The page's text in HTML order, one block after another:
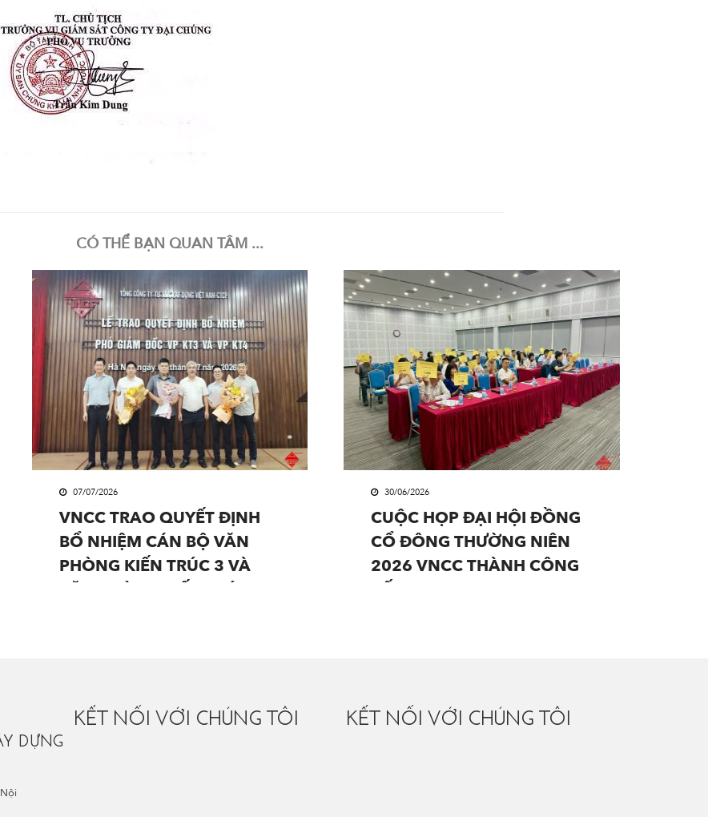
CÓ THỂ BẠN QUAN TÂM ...
07/07/2026
VNCC TRAO QUYẾT ĐỊNH
BỔ NHIỆM CÁN BỘ VĂN
PHÒNG KIẾN TRÚC 3 VÀ
30/06/2026
CUỘC HỌP ĐẠI HỘI ĐỒNG
CỔ ĐÔNG THƯỜNG NIÊN
2026 VNCC THÀNH CÔNG
DỰNG
KẾT NỐI VỚI CHÚNG TÔI KẾT NỐI VỚI CHÚNG TÔI